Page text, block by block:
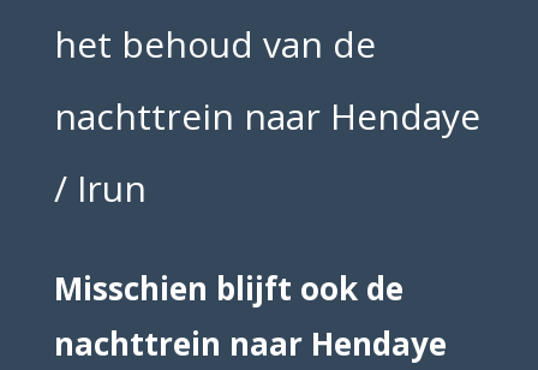
het behoud van de
nachttrein naar Hendaye
/ Irun
Misschien blijft ook de
nachttrein naar Hendaye